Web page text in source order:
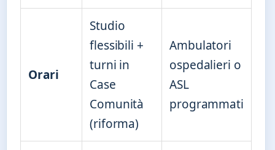
Orari
Studio
flessibili +
turni in
Case
Comunità
(riforma)
Ambulatori
ospedalieri o
ASL
programmati